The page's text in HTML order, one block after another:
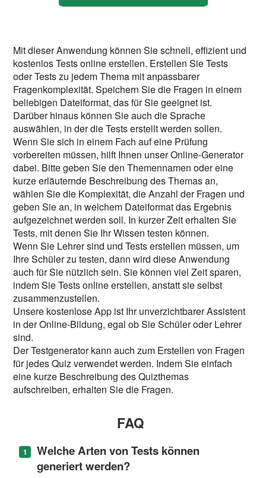
Mit dieser Anwendung können Sie schnell, effizient und
kostenlos Tests online erstellen. Erstellen Sie Tests
oder Tests zu jedem Thema mit anpassbarer
Fragenkomplexität. Speichern Sie die Fragen in einem
beliebigen Dateiformat, das für Sie geeignet ist.
Darüber hinaus können Sie auch die Sprache
auswählen, in der die Tests erstellt werden sollen.
Wenn Sie sich in einem Fach auf eine Prüfung
vorbereiten müssen, hilft Ihnen unser Online-Generator
dabei. Bitte geben Sie den Themennamen oder eine
kurze erläuternde Beschreibung des Themas an,
wählen Sie die Komplexität, die Anzahl der Fragen und
geben Sie an, in welchem ​​Dateiformat das Ergebnis
aufgezeichnet werden soll. In kurzer Zeit erhalten Sie
Tests, mit denen Sie Ihr Wissen testen können.
Wenn Sie Lehrer sind und Tests erstellen müssen, um
Ihre Schüler zu testen, dann wird diese Anwendung
auch für Sie nützlich sein. Sie können viel Zeit sparen,
indem Sie Tests online erstellen, anstatt sie selbst
zusammenzustellen.
Unsere kostenlose App ist Ihr unverzichtbarer Assistent
in der Online-Bildung, egal ob Sie Schüler oder Lehrer
sind.
Der Testgenerator kann auch zum Erstellen von Fragen
für jedes Quiz verwendet werden. Indem Sie einfach
eine kurze Beschreibung des Quizthemas
aufschreiben, erhalten Sie die Fragen.
FAQ
Welche Arten von Tests können
generiert werden?